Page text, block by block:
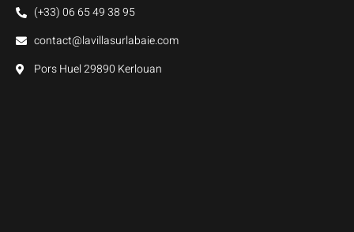
(+33) 06 65 49 38 95
contact@lavillasurlabaie.com
Pors Huel 29890 Kerlouan